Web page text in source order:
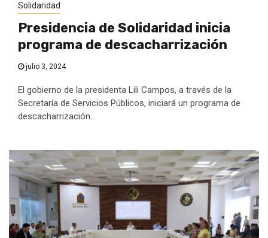
Solidaridad
Presidencia de Solidaridad inicia
programa de descacharrización
julio 3, 2024
El gobierno de la presidenta Lili Campos, a través de la
Secretaría de Servicios Públicos, iniciará un programa de
descacharrización...